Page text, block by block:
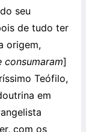
seu
de tudo ter
origem,
consumaram]
Teófilo,
em
com os